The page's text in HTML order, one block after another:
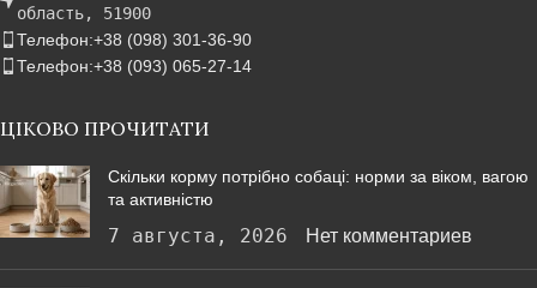
область, 51900
Телефон:+38 (098) 301-36-90
Телефон:+38 (093) 065-27-14
ЦІКОВО ПРОЧИТАТИ
Скільки корму потрібно собаці: норми за віком, вагою
та активністю
7 августа, 2026 Нет комментариев